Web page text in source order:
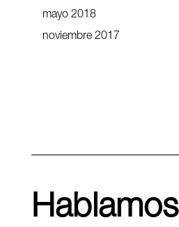
mayo 2018
noviembre 2017
Hablamos